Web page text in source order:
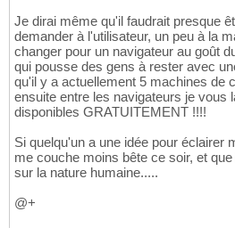
Je dirai même qu'il faudrait presque
demander à l'utilisateur, un peu à la
changer pour un navigateur au goût
qui pousse des gens à rester avec
qu'il y a actuellement 5 machines de
ensuite entre les navigateurs je vous
disponibles GRATUITEMENT !!!!
Si quelqu'un a une idée pour éclairer
me couche moins bête ce soir, et
sur la nature humaine.....
@+